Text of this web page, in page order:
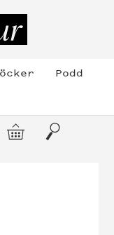
Podd
Varukorg
Sök